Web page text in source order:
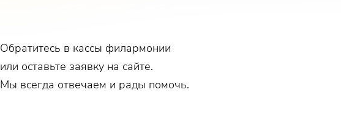
Обратитесь в кассы филармонии
или оставьте заявку на сайте.
Мы всегда отвечаем и рады помочь.